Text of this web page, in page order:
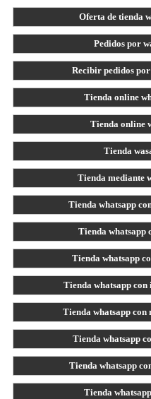
Oferta de tienda
Pedidos por
Recibir pedidos
Tienda online
Tienda online
Tienda
Tienda mediante
Tienda whatsapp
Tienda whatsapp
Tienda whatsapp
Tienda whatsapp
Tienda whatsapp
Tienda whatsapp
Tienda whatsapp
Tienda